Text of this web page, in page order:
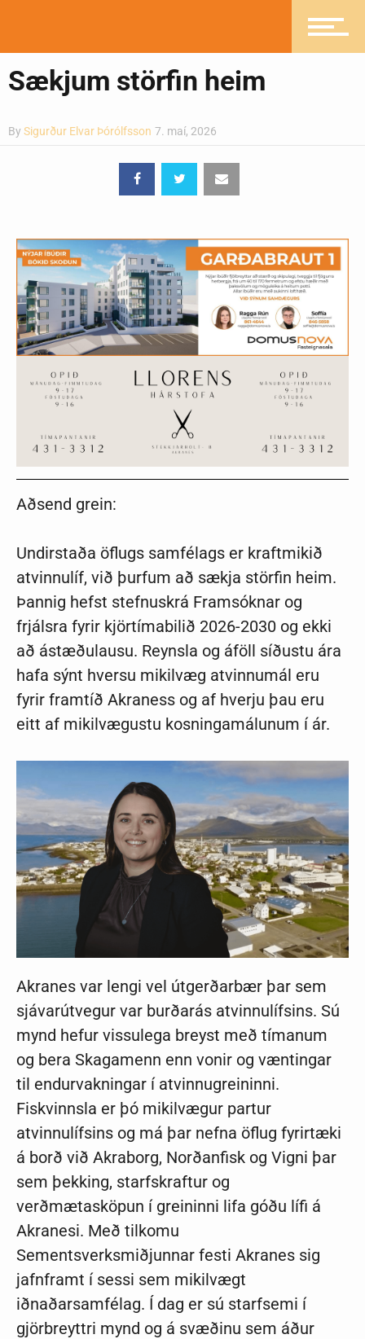
Ljósmyndasafn
Sækjum störfin heim
By Sigurður Elvar Þórólfsson 7. maí, 2026
Aðsend grein:
Undirstaða öflugs samfélags er kraftmikið
atvinnulíf, við þurfum að sækja störfin heim.
Þannig hefst stefnuskrá Framsóknar og
frjálsra fyrir kjörtímabilið 2026-2030 og ekki
að ástæðulausu. Reynsla og áföll síðustu ára
hafa sýnt hversu mikilvæg atvinnumál eru
fyrir framtíð Akraness og af hverju þau eru
eitt af mikilvægustu kosningamálunum í ár.
Akranes var lengi vel útgerðarbær þar sem
sjávarútvegur var burðarás atvinnulífsins. Sú
mynd hefur vissulega breyst með tímanum
og bera Skagamenn enn vonir og væntingar
til endurvakningar í atvinnugreininni.
Fiskvinnsla er þó mikilvægur partur
atvinnulífsins og má þar nefna öflug fyrirtæki
á borð við Akraborg, Norðanfisk og Vigni þar
sem þekking, starfskraftur og
verðmætasköpun í greininni lifa góðu lífi á
Akranesi. Með tilkomu
Sementsverksmiðjunnar festi Akranes sig
jafnframt í sessi sem mikilvægt
iðnaðarsamfélag. Í dag er sú starfsemi í
gjörbreyttri mynd og á svæðinu sem áður